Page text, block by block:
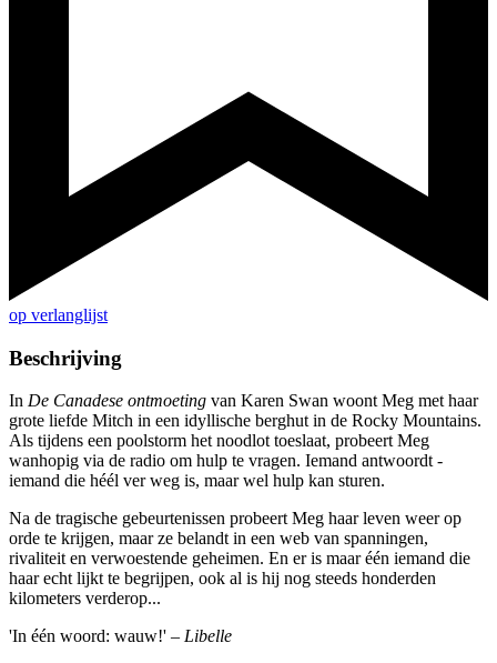
op verlanglijst
Beschrijving
In De Canadese ontmoeting van Karen Swan woont Meg met haar
grote liefde Mitch in een idyllische berghut in de Rocky Mountains.
Als tijdens een poolstorm het noodlot toeslaat, probeert Meg
wanhopig via de radio om hulp te vragen. Iemand antwoordt -
iemand die héél ver weg is, maar wel hulp kan sturen.
Na de tragische gebeurtenissen probeert Meg haar leven weer op
orde te krijgen, maar ze belandt in een web van spanningen,
rivaliteit en verwoestende geheimen. En er is maar één iemand die
haar echt lijkt te begrijpen, ook al is hij nog steeds honderden
kilometers verderop...
'In één woord: wauw!' ‒ Libelle